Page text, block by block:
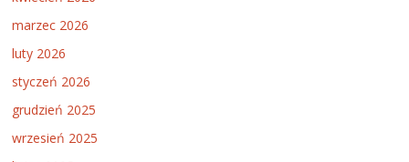
marzec 2026
luty 2026
styczeń 2026
grudzień 2025
wrzesień 2025